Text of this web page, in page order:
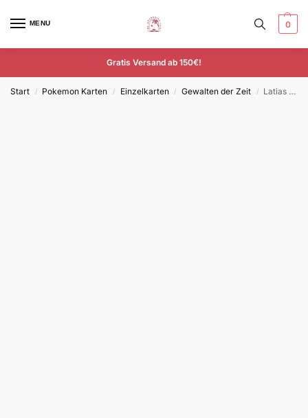
MENU 0
Gratis Versand ab 150€!
Start / Pokemon Karten / Einzelkarten / Gewalten der Zeit / Latias – TEF 067/162 – Deutsch – Uncommon